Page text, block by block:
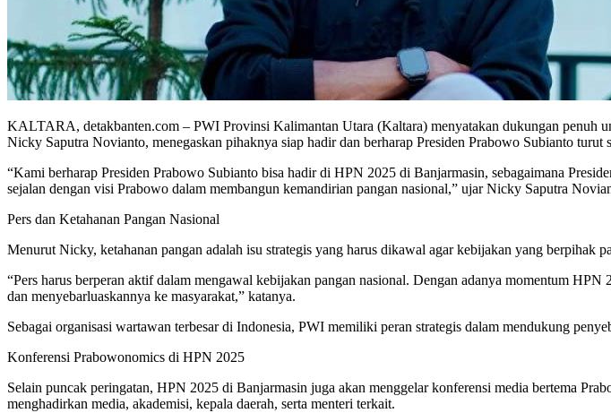
KALTARA, detakbanten.com – PWI Provinsi Kalimantan Utara (Kaltara) menyatakan dukungan penuh
Nicky Saputra Novianto, menegaskan pihaknya siap hadir dan berharap Presiden Prabowo Subianto
“Kami berharap Presiden Prabowo Subianto bisa hadir di HPN 2025 di Banjarmasin, sebagaimana
sejalan dengan visi Prabowo dalam membangun kemandirian pangan nasional,” ujar Nicky Saputra
Pers dan Ketahanan Pangan Nasional
Menurut Nicky, ketahanan pangan adalah isu strategis yang harus dikawal agar kebijakan yang berpihak
“Pers harus berperan aktif dalam mengawal kebijakan pangan nasional. Dengan adanya momentum
dan menyebarluaskannya ke masyarakat,” katanya.
Sebagai organisasi wartawan terbesar di Indonesia, PWI memiliki peran strategis dalam mendukung
Konferensi Prabowonomics di HPN 2025
Selain puncak peringatan, HPN 2025 di Banjarmasin juga akan menggelar konferensi media bertema
menghadirkan media, akademisi, kepala daerah, serta menteri terkait.